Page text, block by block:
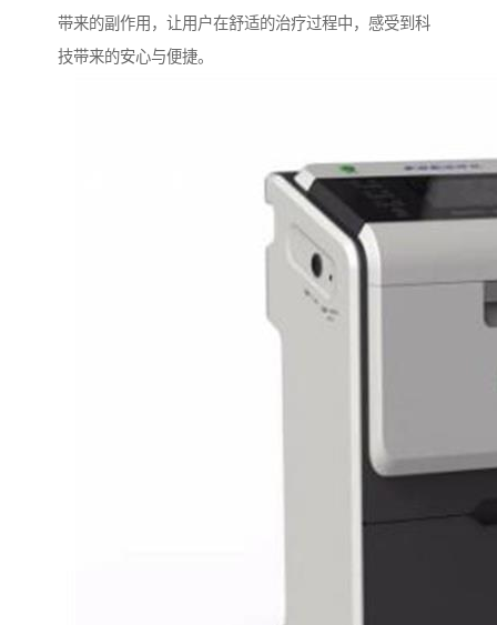
带来的副作用，让用户在舒适的治疗过程中，感受到科
技带来的安心与便捷。